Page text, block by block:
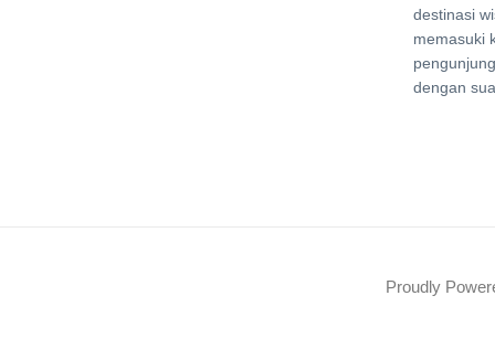
destinasi
memasuki
dengan
Proudly